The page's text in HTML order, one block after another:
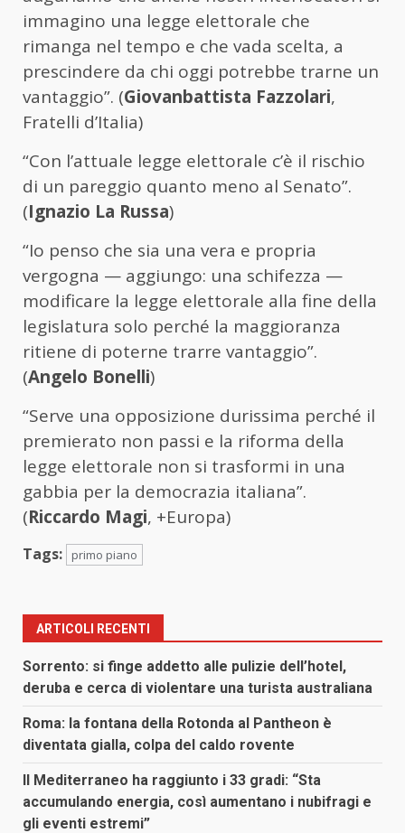
immagino una legge elettorale che
rimanga nel tempo e che vada scelta, a
prescindere da chi oggi potrebbe trarne un
vantaggio”. (Giovanbattista Fazzolari,
Fratelli d’Italia)
“Con l’attuale legge elettorale c’è il rischio
di un pareggio quanto meno al Senato”.
(Ignazio La Russa)
“Io penso che sia una vera e propria
vergogna — aggiungo: una schifezza —
modificare la legge elettorale alla fine della
legislatura solo perché la maggioranza
ritiene di poterne trarre vantaggio”.
(Angelo Bonelli)
“Serve una opposizione durissima perché il
premierato non passi e la riforma della
legge elettorale non si trasformi in una
gabbia per la democrazia italiana”.
(Riccardo Magi, +Europa)
Tags: primo piano
ARTICOLI RECENTI
Sorrento: si finge addetto alle pulizie dell’hotel,
deruba e cerca di violentare una turista australiana
Roma: la fontana della Rotonda al Pantheon è
diventata gialla, colpa del caldo rovente
Il Mediterraneo ha raggiunto i 33 gradi: “Sta
accumulando energia, così aumentano i nubifragi e
gli eventi estremi”